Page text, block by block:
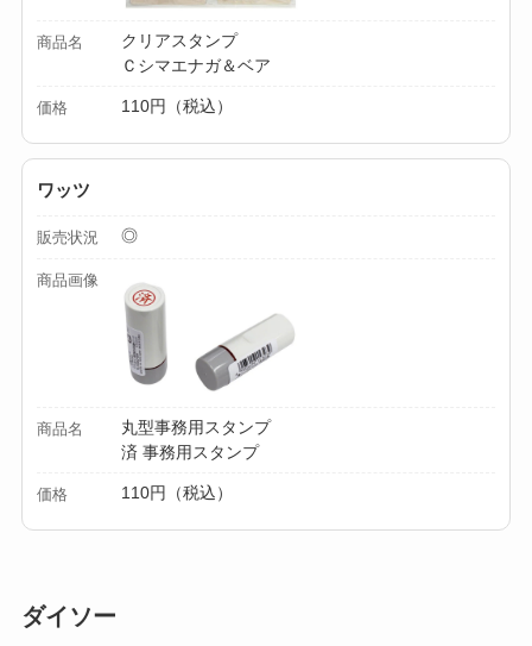
商品名
クリアスタンプ
Ｃシマエナガ＆ベア
価格 110円（税込）
ワッツ
販売状況 ◎
商品画像
商品名
丸型事務用スタンプ
済 事務用スタンプ
価格 110円（税込）
ダイソー